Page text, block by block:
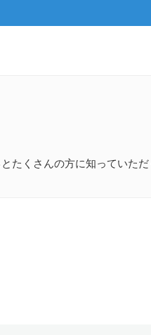
たくさんの方に知っていた